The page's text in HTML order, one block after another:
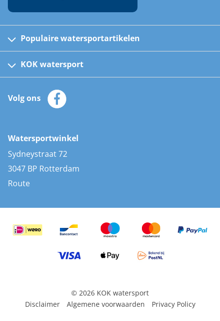
Populaire watersportartikelen
Kinder reddingsvesten
Automatische reddingsvesten
Zeilkleding
Zonnepanelen
AIS transponders
Stootwillen en fenders
Bootkussens
Zwemtrappen
KOK watersport
Klantenservice
Merken
Volg ons
Watersportwinkel
Sydneystraat 72
3047 BP Rotterdam
Route
© 2026 KOK watersport
Disclaimer
Algemene voorwaarden Privacy Policy